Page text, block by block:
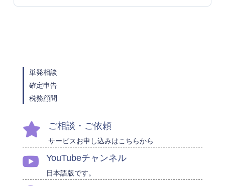
単発相談
確定申告
税務顧問
 ご相談・ご依頼
サービスお申し込みはこちらから
 YouTubeチャンネル
日本語版です。